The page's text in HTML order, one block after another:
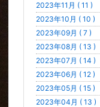
2023年11月 ( 11 )
2023年10月 ( 10 )
2023年09月 ( 7 )
2023年08月 ( 13 )
2023年07月 ( 14 )
2023年06月 ( 12 )
2023年05月 ( 15 )
2023年04月 ( 13 )